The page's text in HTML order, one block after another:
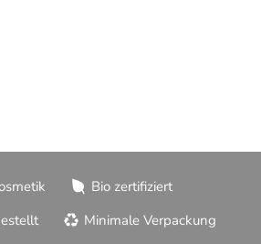
Bio zertifiziert
Minimale Verpackung